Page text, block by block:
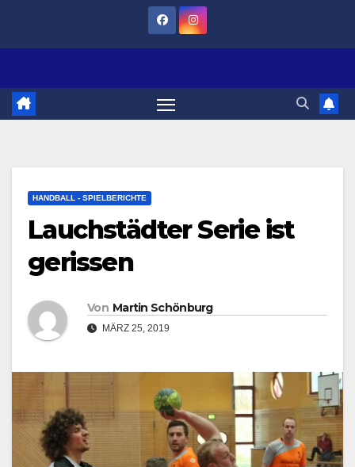
HANDBALL - SPIELBERICHTE
Lauchstädter Serie ist
gerissen
Von Martin Schönburg
MÄRZ 25, 2019